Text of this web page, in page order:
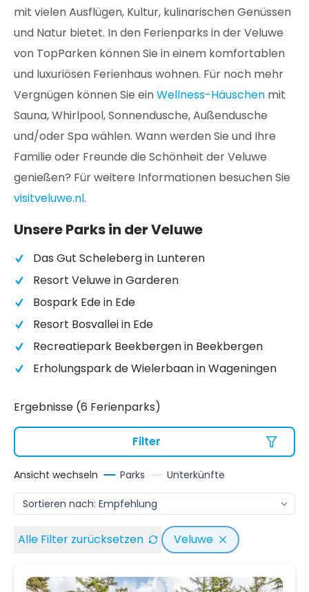
mit vielen Ausflügen, Kultur, kulinarischen Genüssen
und Natur bietet. In den Ferienparks in der Veluwe
von TopParken können Sie in einem komfortablen
und luxuriösen Ferienhaus wohnen. Für noch mehr
Vergnügen können Sie einWellness-Häuschen mit
Sauna, Whirlpool, Sonnendusche, Außendusche
und/oder Spa wählen. Wann werden Sie und Ihre
Familie oder Freunde die Schönheit der Veluwe
genießen? Für weitere Informationen besuchen Sie
visitveluwe.nl.
Unsere Parks in der Veluwe
Das Gut Scheleberg in Lunteren
Resort Veluwe in Garderen
Bospark Ede in Ede
Resort Bosvallei in Ede
Recreatiepark Beekbergen in Beekbergen
Erholungspark de Wielerbaan in Wageningen
Ergebnisse (6 Ferienparks)
Filter
Ansicht wechseln Parks Unterkünfte
Alle Filter zurücksetzen Veluwe